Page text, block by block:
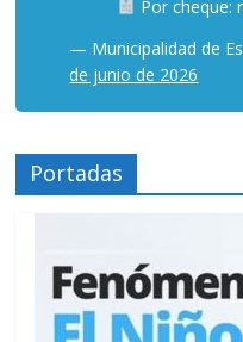
Por cheque:
— Municipalidad de
de junio de 2026
Portadas